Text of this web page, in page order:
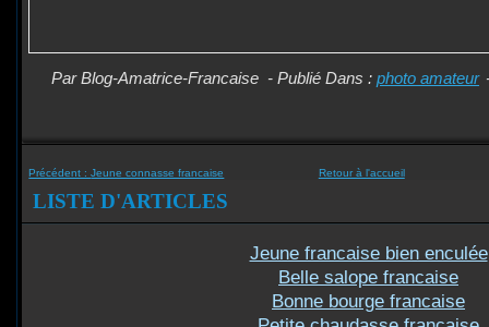
Par Blog-Amatrice-Francaise - Publié Dans : photo amateur
Précédent :Jeune connasse francaise Retour à l'accueil
LISTE D'ARTICLES
Jeune francaise bien enculée
Belle salope francaise
Bonne bourge francaise